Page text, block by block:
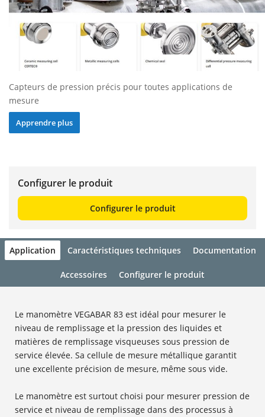
Capteurs de pression précis pour toutes applications de
mesure
Apprendre plus
Configurer le produit
Configurer le produit
Application Caractéristiques techniques Documentation
Accessoires Configurer le produit
Le manomètre VEGABAR 83 est idéal pour mesurer le
niveau de remplissage et la pression des liquides et
matières de remplissage visqueuses sous pression de
service élevée. Sa cellule de mesure métallique garantit
une excellente précision de mesure, même sous vide.
Le manomètre est surtout choisi pour mesurer pression de
service et niveau de remplissage dans des processus à